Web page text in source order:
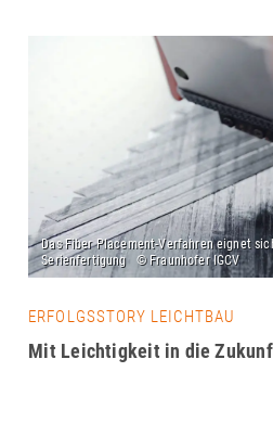
ERFOLGSSTORY LEICHTBAU
Mit Leichtigkeit in die